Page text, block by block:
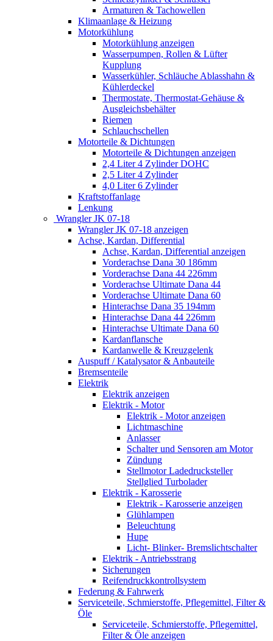
Armaturen & Tachowellen
Klimaanlage & Heizung
Motorkühlung
Motorkühlung anzeigen
Wasserpumpen, Rollen & Lüfter
Kupplung
Wasserkühler, Schläuche Ablasshahn &
Kühlerdeckel
Thermostate, Thermostat-Gehäuse &
Ausgleichsbehälter
Riemen
Schlauchschellen
Motorteile & Dichtungen
Motorteile & Dichtungen anzeigen
2,4 Liter 4 Zylinder DOHC
2,5 Liter 4 Zylinder
4,0 Liter 6 Zylinder
Kraftstoffanlage
Lenkung
Wrangler JK 07-18
Wrangler JK 07-18 anzeigen
Achse, Kardan, Differential
Achse, Kardan, Differential anzeigen
Vorderachse Dana 30 186mm
Vorderachse Dana 44 226mm
Vorderachse Ultimate Dana 44
Vorderachse Ultimate Dana 60
Hinterachse Dana 35 194mm
Hinterachse Dana 44 226mm
Hinterachse Ultimate Dana 60
Kardanflansche
Kardanwelle & Kreuzgelenk
Auspuff / Katalysator & Anbauteile
Bremsenteile
Elektrik
Elektrik anzeigen
Elektrik - Motor
Elektrik - Motor anzeigen
Lichtmaschine
Anlasser
Schalter und Sensoren am Motor
Zündung
Stellmotor Ladedrucksteller
Stellglied Turbolader
Elektrik - Karosserie
Elektrik - Karosserie anzeigen
Glühlampen
Beleuchtung
Hupe
Licht- Blinker- Bremslichtschalter
Elektrik - Antriebsstrang
Sicherungen
Reifendruckkontrollsystem
Federung & Fahrwerk
Serviceteile, Schmierstoffe, Pflegemittel, Filter &
Öle
Serviceteile, Schmierstoffe, Pflegemittel,
Filter & Öle anzeigen